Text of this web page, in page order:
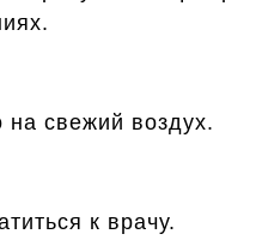
свежий воздух.
к врачу.